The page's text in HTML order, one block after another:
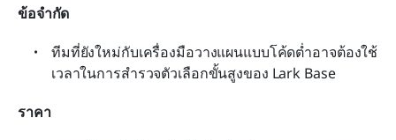
ข้อจำกัด
ทีมที่ยังใหม่กับเครื่องมือวางแผนแบบโค้ดต่ำอาจต้องใช้
เวลาในการสำรวจตัวเลือกขั้นสูงของ Lark Base
ราคา